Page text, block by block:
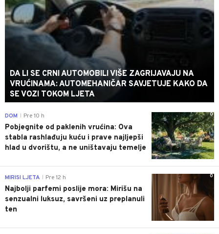
DA LI SE CRNI AUTOMOBILI VIŠE ZAGRIJAVAJU NA
VRUĆINAMA: AUTOMEHANIČAR SAVJETUJE KAKO DA
SE VOZI TOKOM LJETA
0
DOM Pre 10 h
Pobjegnite od paklenih vrućina: Ova
stabla rashlađuju kuću i prave najljepši
hlad u dvorištu, a ne uništavaju temelje
0
MIRISI LJETA Pre 12 h
Najbolji parfemi poslije mora: Mirišu na
senzualni luksuz, savršeni uz preplanuli
ten